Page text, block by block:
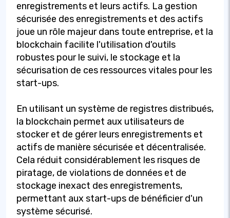
enregistrements et leurs actifs. La gestion
sécurisée des enregistrements et des actifs
joue un rôle majeur dans toute entreprise, et la
blockchain facilite l'utilisation d'outils
robustes pour le suivi, le stockage et la
sécurisation de ces ressources vitales pour les
start-ups.
En utilisant un système de registres distribués,
la blockchain permet aux utilisateurs de
stocker et de gérer leurs enregistrements et
actifs de manière sécurisée et décentralisée.
Cela réduit considérablement les risques de
piratage, de violations de données et de
stockage inexact des enregistrements,
permettant aux start-ups de bénéficier d'un
système sécurisé.